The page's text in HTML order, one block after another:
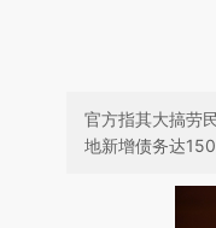
官方指其大搞劳
地新增债务达